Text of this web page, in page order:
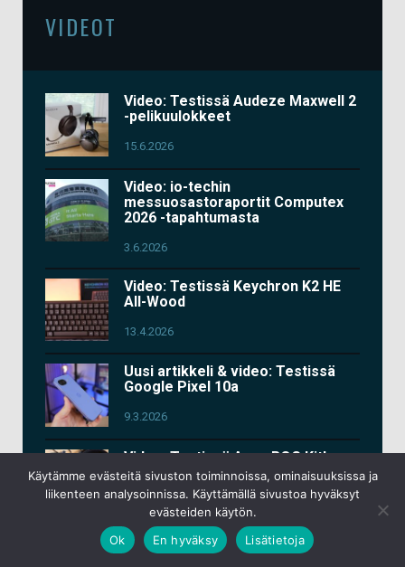
VIDEOT
Video: Testissä Audeze Maxwell 2
-pelikuulokkeet
15.6.2026
Video: io-techin
messuosastoraportit Computex
2026 -tapahtumasta
3.6.2026
Video: Testissä Keychron K2 HE
All-Wood
13.4.2026
Uusi artikkeli & video: Testissä
Google Pixel 10a
9.3.2026
Video: Testissä Asus ROG Kithara
-pelikuulokkeet
11.2.2026
Lisää videoita
Käytämme evästeitä sivuston toiminnoissa, ominaisuuksissa ja
liikenteen analysoinnissa. Käyttämällä sivustoa hyväksyt
evästeiden käytön.
Ok
En hyväksy Lisätietoja